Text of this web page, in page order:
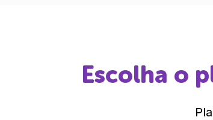
Escolha o